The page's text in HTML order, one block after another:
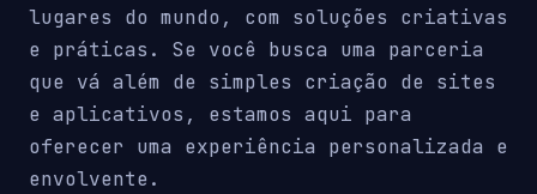
lugares do mundo, com soluções criativas
e práticas. Se você busca uma parceria
que vá além de simples criação de sites
e aplicativos, estamos aqui para
oferecer uma experiência personalizada e
envolvente.